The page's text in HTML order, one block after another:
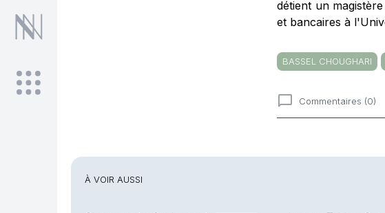
détient un
et bancaires à
BASSEL CHOUGHARI
Commentaires (0)
À VOIR AUSSI